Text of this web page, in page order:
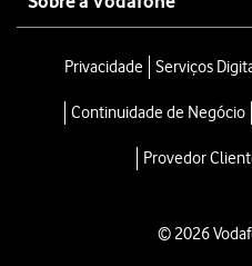
Privacidade Serviços
Continuidade de Negócio
Provedor
© 2026